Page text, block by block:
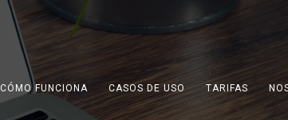
CÓMO FUNCIONA CASOS DE USO TARIFAS